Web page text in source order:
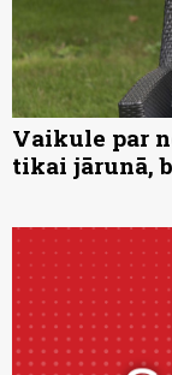
Vaikule par
tikai jārunā,